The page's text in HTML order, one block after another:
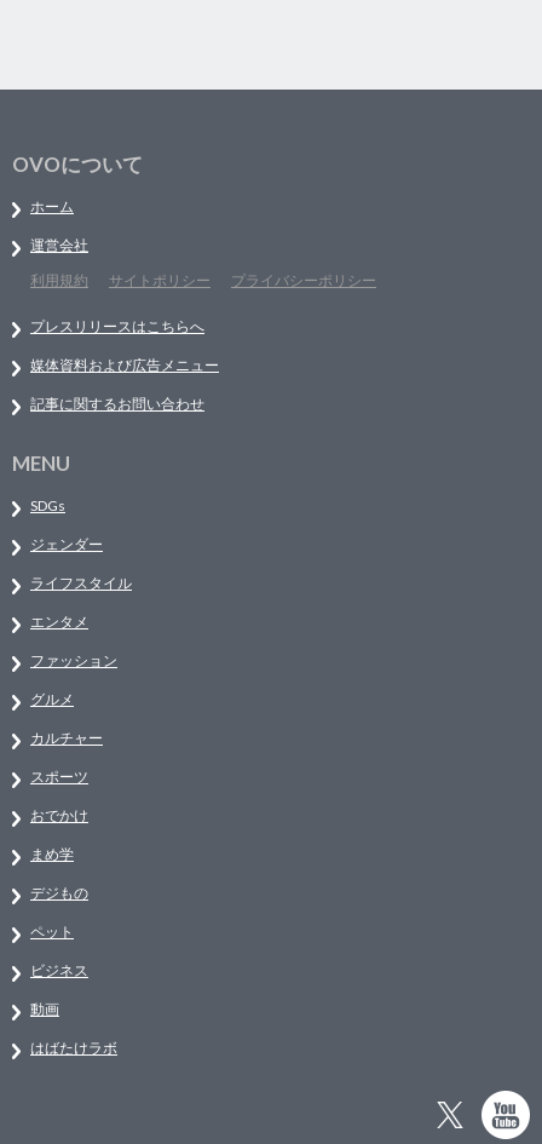
OVOについて
ホーム
運営会社
利用規約
サイトポリシー プライバシーポリシー
プレスリリースはこちらへ
媒体資料および広告メニュー
記事に関するお問い合わせ
MENU
SDGs
ジェンダー
ライフスタイル
エンタメ
ファッション
グルメ
カルチャー
スポーツ
おでかけ
まめ学
デジもの
ペット
ビジネス
動画
はばたけラボ